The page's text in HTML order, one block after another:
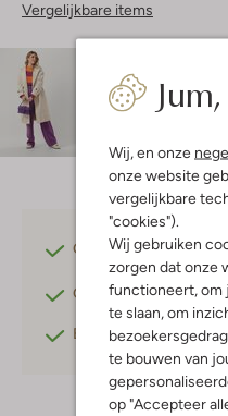
Wij, en onze
onze website
vergelijkbare
"cookies").
Wij gebruiken
zorgen dat onze
functioneert, om
te slaan, om
te bouwen van
op "Accepteer
Vergelijkbare items
Lara is 1 meter 76
losvallend
Gratis verzending
Gratis retourneren
Betaal achterafmet